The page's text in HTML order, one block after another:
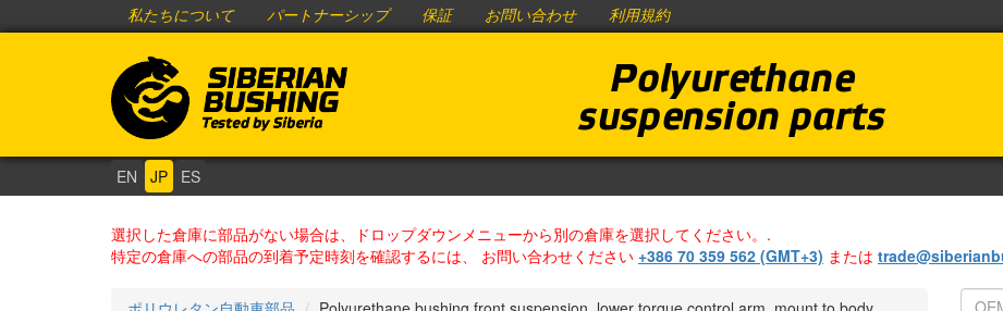
私たちについて パートナーシップ 保証 お問い合わせ 利用規約
Polyurethane
suspension parts
EN JP ES
選択した倉庫に部品がない場合は、ドロップダウンメニューから別の倉庫を選択してください。.
特定の倉庫への部品の到着予定時刻を確認するには、 お問い合わせください +386 70 359 562 (GMT+3) または